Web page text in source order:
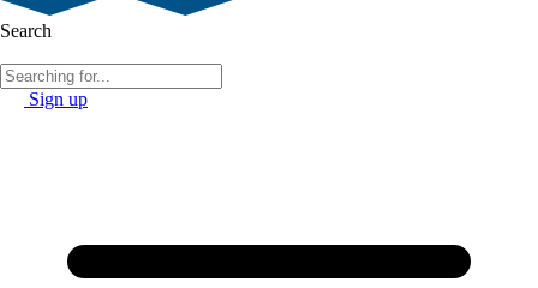
Search
Sign up